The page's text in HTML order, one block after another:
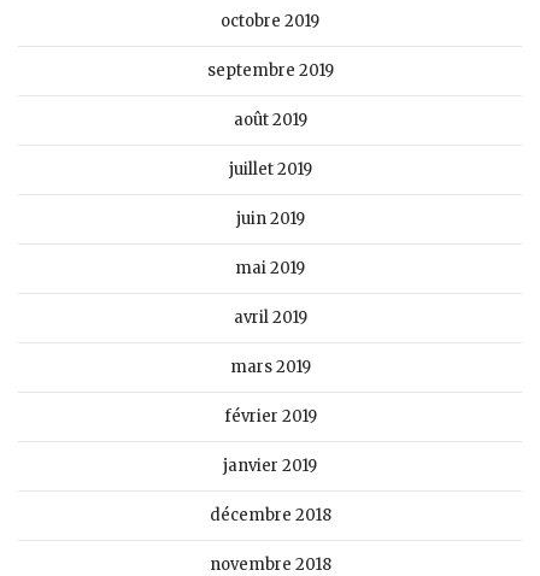
octobre 2019
septembre 2019
août 2019
juillet 2019
juin 2019
mai 2019
avril 2019
mars 2019
février 2019
janvier 2019
décembre 2018
novembre 2018